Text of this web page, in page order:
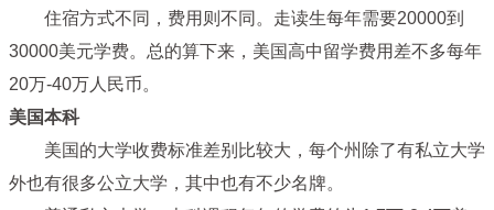
住宿方式不同，费用则不同。走读生每年需要20000到
30000美元学费。总的算下来，美国高中留学费用差不多每年
20万-40万人民币。
美国本科
美国的大学收费标准差别比较大，每个州除了有私立大学
外也有很多公立大学，其中也有不少名牌。